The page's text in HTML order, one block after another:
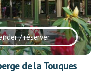
/ réserver
de la Touques